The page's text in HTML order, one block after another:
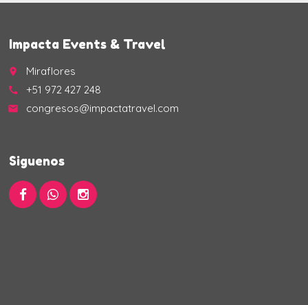
Impacta Events & Travel
place Miraflores
call +51 972 427 248
email congresos@impactatravel.com
Siguenos